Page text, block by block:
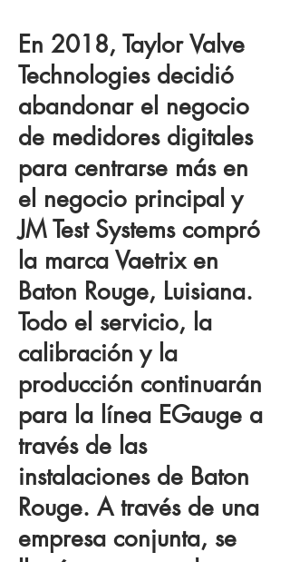
En 2018, Taylor Valve
Technologies decidió
abandonar el negocio
de medidores digitales
para centrarse más en
el negocio principal y
JM Test Systems compró
la marca Vaetrix en
Baton Rouge, Luisiana.
Todo el servicio, la
calibración y la
producción continuarán
para la línea EGauge a
través de las
instalaciones de Baton
Rouge. A través de una
empresa conjunta, se